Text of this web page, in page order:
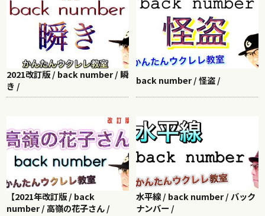
2021改訂版 / back number / 瞬
き /
back number / 怪盗 /
【2021年改訂版 / back
number / 高嶺の花子さん /
水平線 / back number / バック
ナンバー /